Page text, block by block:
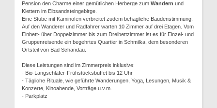
Pension den Charme einer gemütlichen Herberge zum Wandern und
Klettern im Elbsandsteingebirge.
Eine Stube mit Kaminofen verbreitet zudem behagliche Baudenstimmung.
Auf den Wanderer und Radfahrer warten 10 Zimmer auf drei Etagen. Vom
Einbett- über Doppelzimmer bis zum Dreibettzimmer ist es für Einzel- und
Gruppenreisende ein begehrtes Quartier in Schmilka, dem besonderen
Ortsteil von Bad Schandau.
Diese Leistungen sind im Zimmerpreis inklusive:
- Bio-Langschläfer-Frühstücksbuffet bis 12 Uhr
- Tägliche Rituale, wie geführte Wanderungen, Yoga, Lesungen, Musik &
Konzerte, Kinoabende, Vorträge u.v.m.
- Parkplatz